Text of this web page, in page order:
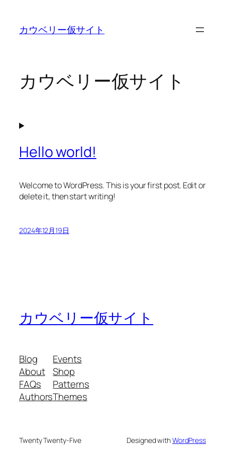
カウベリー仮サイト
カウベリー仮サイト
Hello world!
Welcome to WordPress. This is your first post. Edit or
delete it, then start writing!
2024年12月19日
カウベリー仮サイト
Blog
About
FAQs
Authors
Events
Shop
Patterns
Themes
Twenty Twenty-Five Designed withWordPress